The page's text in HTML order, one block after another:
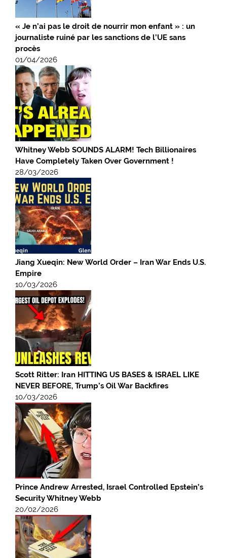
« Je n’ai pas le droit de nourrir mon enfant » : un
journaliste ruiné par les sanctions de l’UE sans
procès
01/04/2026
Whitney Webb SOUNDS ALARM! Tech Billionaires
Have Completely Taken Over Government !
28/03/2026
Jiang Xueqin: New World Order – Iran War Ends U.S.
Empire
10/03/2026
Scott Ritter: Iran HITTING US BASES & ISRAEL LIKE
NEVER BEFORE, Trump’s Oil War Backfires
10/03/2026
Prince Andrew Arrested, Israel Controlled Epstein’s
Security Whitney Webb
20/02/2026